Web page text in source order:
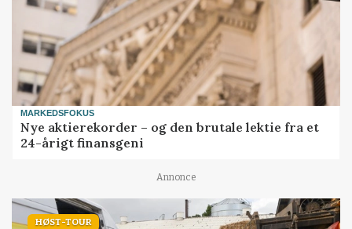
MARKEDSFOKUS
Nye aktierekorder – og den brutale lektie fra et
24-årigt finansgeni
Annonce
HØST-TOUR